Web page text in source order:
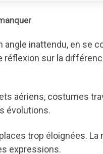
angle inattendu, en se
réflexion sur la
aériens, costumes
évolutions.
trop éloignées.
expressions.